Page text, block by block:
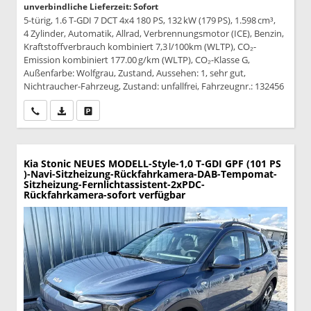
unverbindliche Lieferzeit: Sofort
5-türig, 1.6 T-GDI 7 DCT 4x4 180 PS, 132 kW (179 PS), 1.598 cm³,
4 Zylinder, Automatik, Allrad, Verbrennungsmotor (ICE), Benzin,
Kraftstoffverbrauch kombiniert 7,3 l/100km (WLTP), CO₂-
Emission kombiniert 177.00 g/km (WLTP), CO₂-Klasse G,
Außenfarbe: Wolfgrau, Zustand, Aussehen: 1, sehr gut,
Nichtraucher-Fahrzeug, Zustand: unfallfrei, Fahrzeugnr.: 132456
Wir rufen Sie anPDF-Datei, Fahrzeugexposé drucken
Kia Stonic NEUES MODELL-Style-1,0 T-GDI GPF (101 PS
)-Navi-Sitzheizung-Rückfahrkamera-DAB-Tempomat-
Sitzheizung-Fernlichtassistent-2xPDC-
Rückfahrkamera-sofort verfügbar